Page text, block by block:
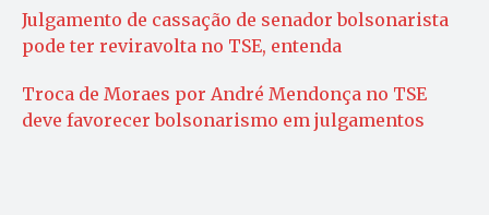
Julgamento de cassação de senador bolsonarista
pode ter reviravolta no TSE, entenda
Troca de Moraes por André Mendonça no TSE
deve favorecer bolsonarismo em julgamentos